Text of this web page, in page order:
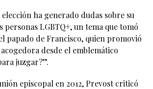
ha generado dudas sobre su
personas LGBTQ+, un tema que tomó
papado de Francisco, quien promovió
desde el emblemático
juzgar?”.
episcopal en 2012, Prevost criticó